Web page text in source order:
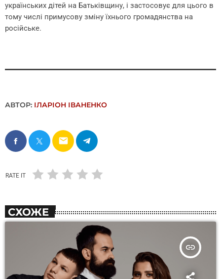
українських дітей на Батьківщину, і застосовує для цього в
тому числі примусову зміну їхнього громадянства на
російське.
АВТОР: ІЛАРІОН ІВАНЕНКО
email
RATE IT
СХОЖЕ
insert_link